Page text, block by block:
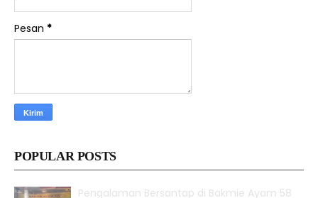
Pesan *
POPULAR POSTS
Pengalaman Bersantap di Bakmie Ayam 58